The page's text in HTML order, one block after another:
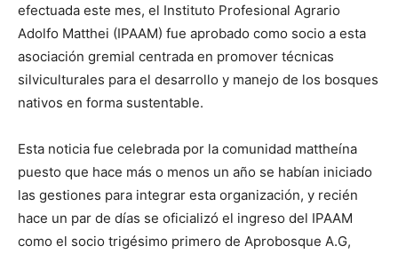
efectuada este mes, el Instituto Profesional Agrario
Adolfo Matthei (IPAAM) fue aprobado como socio a esta
asociación gremial centrada en promover técnicas
silviculturales para el desarrollo y manejo de los bosques
nativos en forma sustentable.
Esta noticia fue celebrada por la comunidad mattheína
puesto que hace más o menos un año se habían iniciado
las gestiones para integrar esta organización, y recién
hace un par de días se oficializó el ingreso del IPAAM
como el socio trigésimo primero de Aprobosque A.G,